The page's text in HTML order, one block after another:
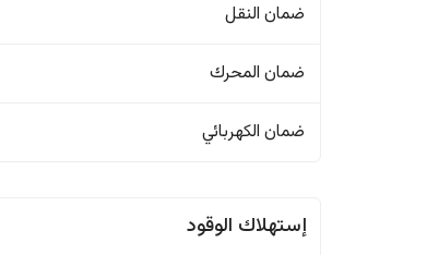
ضمان النقل
ضمان المحرك
ضمان الكهربائي
إستهلاك الوقود